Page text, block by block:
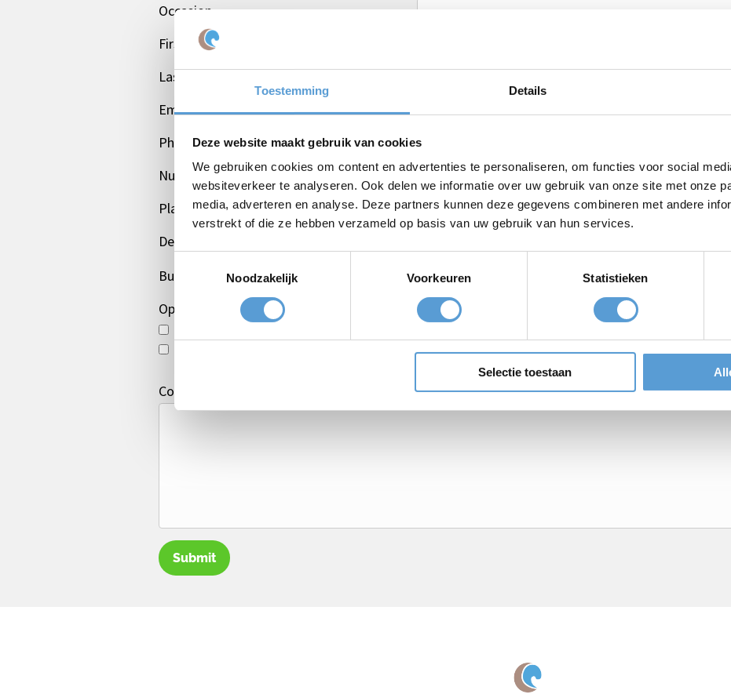
Toestemming Details
Deze website maakt gebruik van cookies
We gebruiken cookies om content en advertenties te personaliseren, om functies voor social
websiteverkeer te analyseren. Ook delen we informatie over uw gebruik van onze site met onze
media, adverteren en analyse. Deze partners kunnen deze gegevens combineren met andere
verstrekt of die ze hebben verzameld op basis van uw gebruik van hun services.
Noodzakelijk
Voorkeuren Statistieken
Selectie toestaan
Occasion
First name
Last name
Email *
Phone
Number of persons
Planned date
Desired start time
Budget
Options/additions
BBQ/Dinner
Comments
Submit